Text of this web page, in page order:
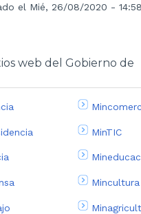
el Mié, 26/08/2020 - 14:58
web del Gobierno de
MinTIC
Mincultura